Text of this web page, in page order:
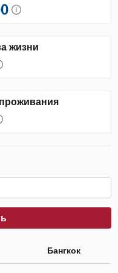
жизни
Бангкок